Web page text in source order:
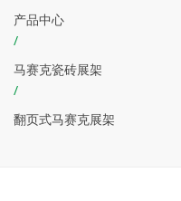
产品中心
/
马赛克瓷砖展架
/
翻页式马赛克展架